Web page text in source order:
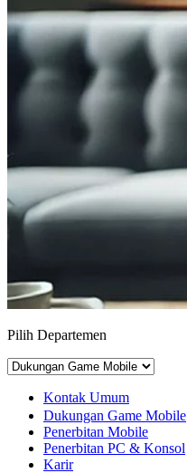
Pilih Departemen
Kontak Umum
Dukungan Game Mobile
Penerbitan Mobile
Penerbitan PC & Konsol
Karir